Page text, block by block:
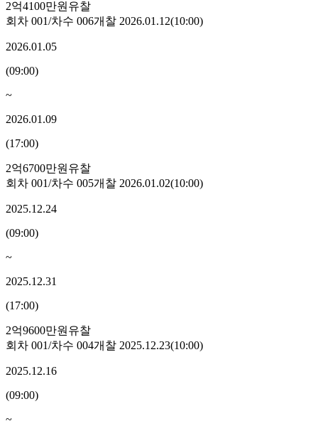
2억4100만원 유찰
회차 001/차수 006개찰 2026.01.12(10:00)
2026.01.05
(09:00)
~
2026.01.09
(17:00)
2억6700만원 유찰
회차 001/차수 005개찰 2026.01.02(10:00)
2025.12.24
(09:00)
~
2025.12.31
(17:00)
2억9600만원 유찰
회차 001/차수 004개찰 2025.12.23(10:00)
2025.12.16
(09:00)
~